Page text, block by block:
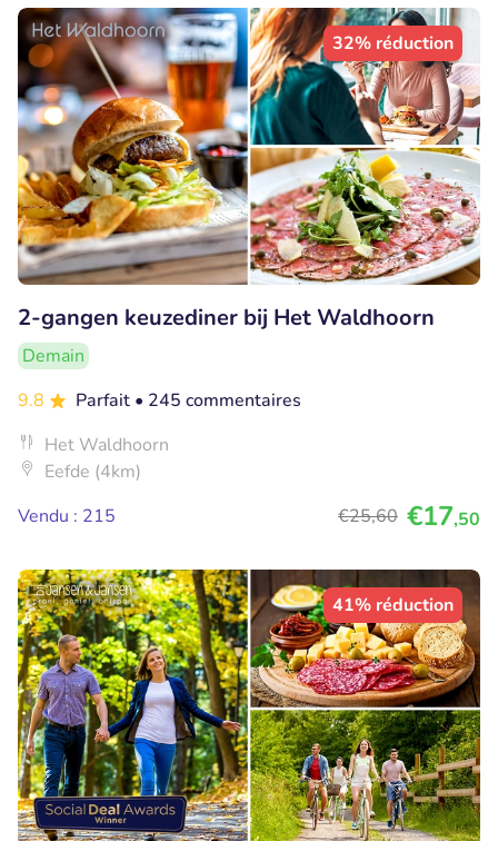
32% réduction
2-gangen keuzediner bij Het Waldhoorn
Demain
9.8
Parfait • 245 commentaires
Het Waldhoorn
Eefde (4km)
Vendu : 215
€25,60 €17,50
41% réduction